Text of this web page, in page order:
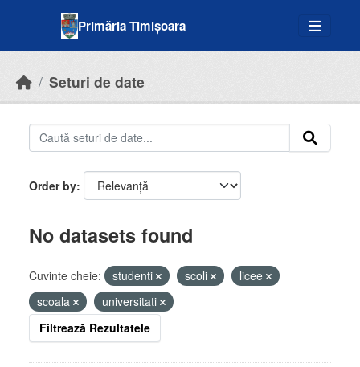
Primăria Timișoara
Seturi de date
Order by
No datasets found
Cuvinte cheie: studenti scoli
licee
scoala
universitati
Filtrează Rezultatele